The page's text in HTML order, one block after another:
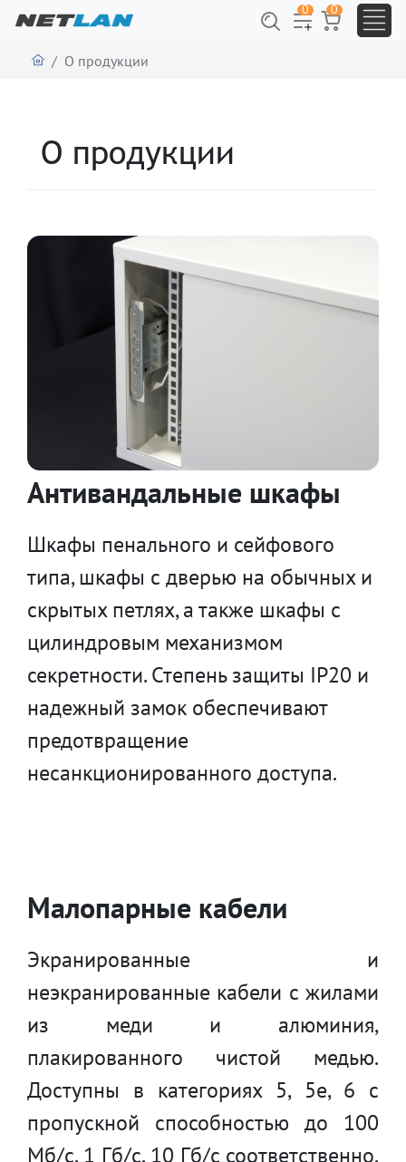
0 0
О продукции
О продукции
Антивандальные шкафы
Шкафы пенального и сейфового
типа, шкафы с дверью на обычных и
скрытых петлях, а также шкафы с
цилиндровым механизмом
секретности. Степень защиты IP20 и
надежный замок обеспечивают
предотвращение
несанкционированного доступа.
Малопарные кабели
Экранированные и
неэкранированные кабели с жилами
из меди и алюминия,
плакированного чистой медью.
Доступны в категориях 5, 5е, 6 с
пропускной способностью до 100
Мб/c, 1 Гб/с, 10 Гб/c соответственно.